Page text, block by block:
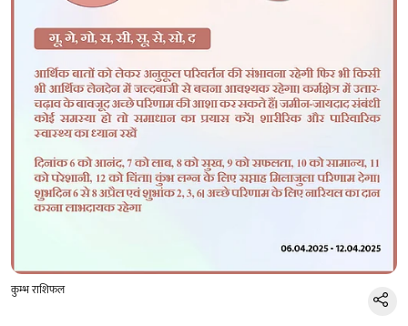
कुम्भ राशिफल